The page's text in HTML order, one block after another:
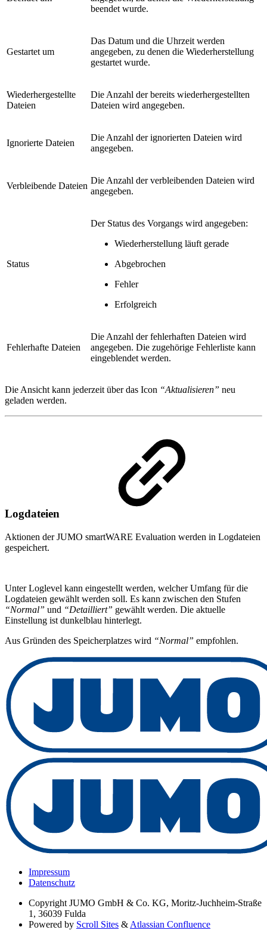
beendet wurde.
Gestartet um
Das Datum und die Uhrzeit werden
angegeben, zu denen die Wiederherstellung
gestartet wurde.
Wiederhergestellte
Dateien
Die Anzahl der bereits wiederhergestellten
Dateien wird angegeben.
Ignorierte Dateien
Die Anzahl der ignorierten Dateien wird
angegeben.
Verbleibende Dateien
Die Anzahl der verbleibenden Dateien wird
angegeben.
Status
Der Status des Vorgangs wird angegeben:
Wiederherstellung läuft gerade
Abgebrochen
Fehler
Erfolgreich
Fehlerhafte Dateien
Die Anzahl der fehlerhaften Dateien wird
angegeben. Die zugehörige Fehlerliste kann
eingeblendet werden.
Die Ansicht kann jederzeit über das Icon “Aktualisieren” neu
geladen werden.
Logdateien
Aktionen der JUMO smartWARE Evaluation werden in Logdateien
gespeichert.
Unter Loglevel kann eingestellt werden, welcher Umfang für die
Logdateien gewählt werden soll. Es kann zwischen den Stufen
“Normal” und “Detailliert” gewählt werden. Die aktuelle
Einstellung ist dunkelblau hinterlegt.
Aus Gründen des Speicherplatzes wird “Normal” empfohlen.
Impressum
Datenschutz
Copyright JUMO GmbH & Co. KG, Moritz-Juchheim-Straße
1, 36039 Fulda
Powered by Scroll Sites & Atlassian Confluence